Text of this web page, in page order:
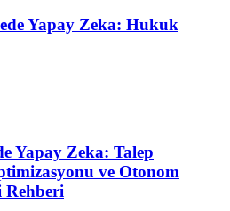
Yapay Zeka: Hukuk
Yapay Zeka: Talep
ve Otonom
Rehberi